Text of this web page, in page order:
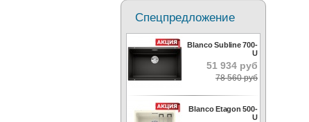
Спецпредложение
Blanco Subline 700-
U
51 934 руб
78 560 руб
Blanco Etagon 500-
U